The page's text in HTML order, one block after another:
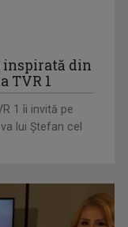
cea mai votată
inspirată din
TVR 1
1 îi invită pe
lui Ștefan cel